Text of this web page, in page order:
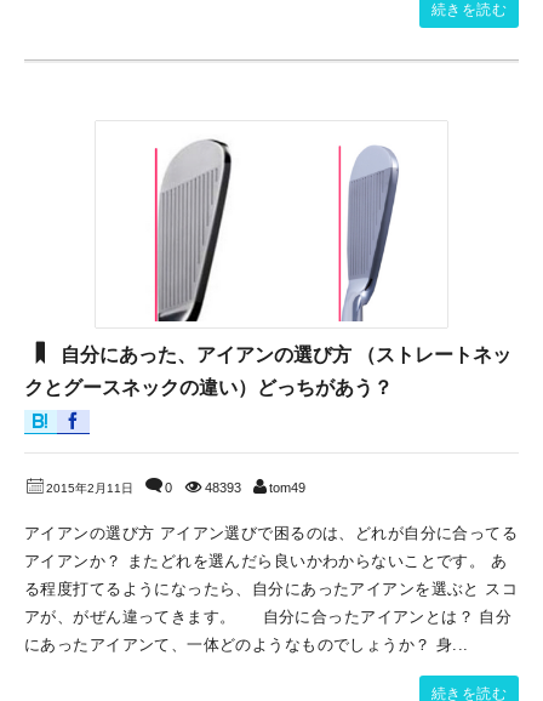
続きを読む
自分にあった、アイアンの選び方 （ストレートネッ
クとグースネックの違い）どっちがあう？
2015年2月11日 0 48393 tom49
アイアンの選び方 アイアン選びで困るのは、どれが自分に合ってる
アイアンか？ またどれを選んだら良いかわからないことです。 あ
る程度打てるようになったら、自分にあったアイアンを選ぶと スコ
アが、がぜん違ってきます。 自分に合ったアイアンとは？ 自分
にあったアイアンて、一体どのようなものでしょうか？ 身...
続きを読む